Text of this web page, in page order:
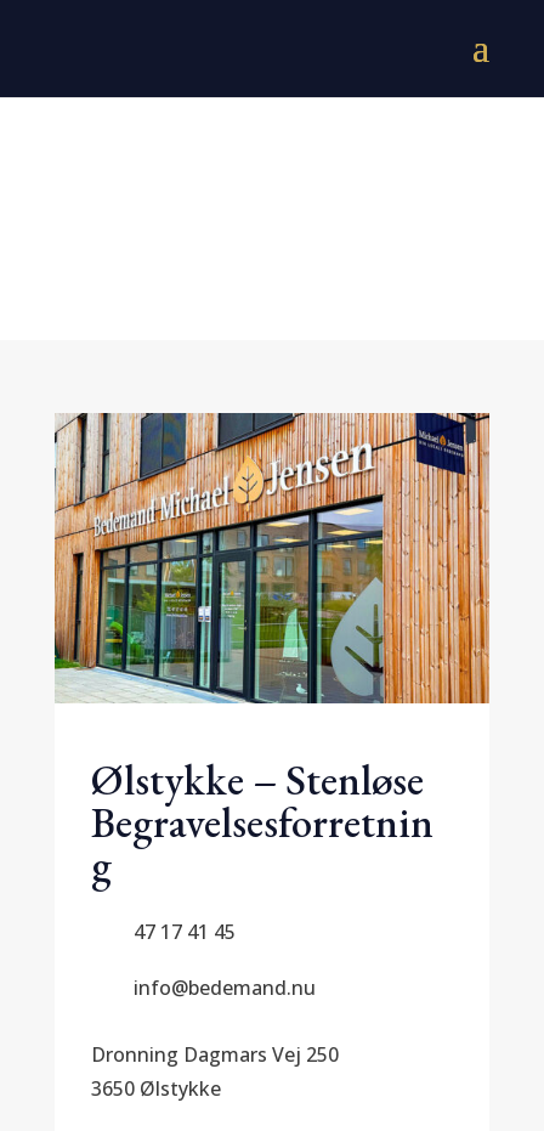
Ølstykke – Stenløse
Begravelsesforretnin
g
47 17 41 45
info@bedemand.nu
Dronning Dagmars Vej 250
3650 Ølstykke